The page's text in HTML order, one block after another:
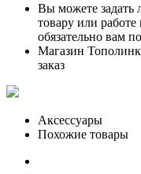
Вы можете задать
товару или
обязательно вам
Магазин
заказ
Аксессуары
Похожие товары